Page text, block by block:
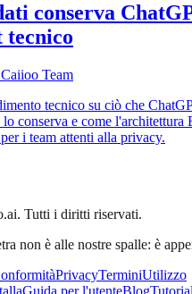
conserva
tecnico
Caiioo Team
tecnico su ciò che
lo conserva e come
i team attenti alla privacy.
Tutti i diritti riservati.
non è alle nostre spalle: è
PrivacyTerminiUtilizzo